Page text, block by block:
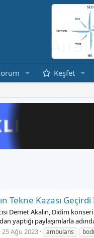
Keşfet
Tekne Kazası Geçirdi
Demet Akalın, Didim
yaptığı paylaşımlarla
25 Ağu 2023 ambulans